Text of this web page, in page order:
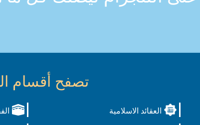
تصفح أقسام
العقائد الاسلامية